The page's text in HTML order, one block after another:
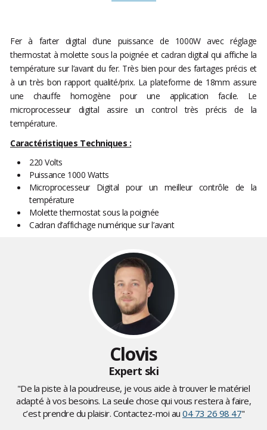
Fer à farter digital d’une puissance de 1000W avec réglage
thermostat à molette sous la poignée et cadran digital qui affiche la
température sur l’avant du fer. Très bien pour des fartages précis et
à un très bon rapport qualité/prix. La plateforme de 18mm assure
une chauffe homogène pour une application facile. Le
microprocesseur digital assire un control très précis de la
température.
Caractéristiques Techniques :
220 Volts
Puissance 1000 Watts
Microprocesseur Digital pour un meilleur contrôle de la
température
Molette thermostat sous la poignée
Cadran d’affichage numérique sur l’avant
Clovis
Expert ski
"De la piste à la poudreuse, je vous aide à trouver le matériel
adapté à vos besoins. La seule chose qui vous restera à faire,
c’est prendre du plaisir. Contactez-moi au 04 73 26 98 47"